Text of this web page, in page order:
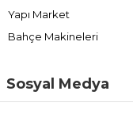
Yapı Market
Bahçe Makineleri
Sosyal Medya